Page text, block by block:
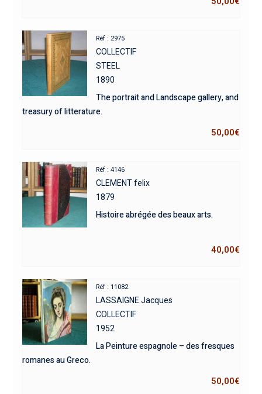
Réf : 2975
COLLECTIF
STEEL
1890
The portrait and Landscape gallery, and
treasury of litterature.
50,00€
Réf : 4146
CLEMENT felix
1879
Histoire abrégée des beaux arts.
40,00€
Réf : 11082
LASSAIGNE Jacques
COLLECTIF
1952
La Peinture espagnole – des fresques
romanes au Greco.
50,00€